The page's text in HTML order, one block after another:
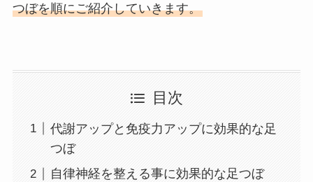
つぼを順にご紹介していきます。
目次
代謝アップと免疫力アップに効果的な足
つぼ
自律神経を整える事に効果的な足つぼ